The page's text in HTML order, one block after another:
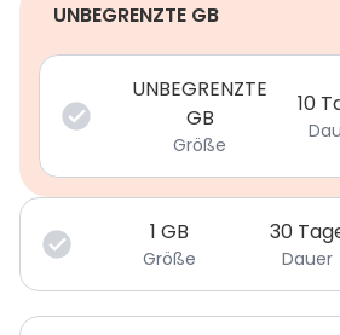
UNBEGRENZTE GB
UNBEGRENZTE
GB
Größe
10
1 GB
Größe
30
Dauer